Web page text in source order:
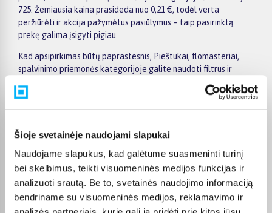
Šioje svetainėje naudojami slapukai
Naudojame slapukus, kad galėtume suasmeninti turinį
bei skelbimus, teikti visuomeninės medijos funkcijas ir
analizuoti srautą. Be to, svetainės naudojimo informaciją
bendriname su visuomeninės medijos, reklamavimo ir
725. Žemiausia kaina prasideda nuo 0,21 €, todėl verta
peržiūrėti ir akcija pažymėtus pasiūlymus – taip pasirinktą
prekę galima įsigyti pigiau.
Kad apsipirkimas būtų paprastesnis, Pieštukai, flomasteriai,
spalvinimo priemonės kategorijoje galite naudoti filtrus ir
kitus aktualius kriterijus. Prekių sąraše lengva peržiūrėti
pagrindinius pasiūlymus, o prekės puslapyje pateikiama
pristatymą ir kitas pirkimo sąlygas. Taip galite ramiai palyginti
pasirinktą prekę internetu.
BIGBOX.LT suteikia galimybę prekes nuo 150 Eur įsigyti su
nemokamu 24 mėnesių lizingu, todėl pirkti išsimokėtinai galima
patogiai planuojant išlaidas. Užsakymus pristatome visoje